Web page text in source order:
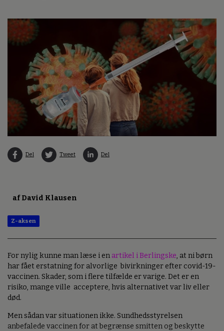
Del Tweet Del
af David Klausen
Z-aksen
For nylig kunne man læse i en artikel i Berlingske, at ni børn
har fået erstatning for alvorlige bivirkninger efter covid-19-
vaccinen. Skader, som i flere tilfælde er varige. Det er en
risiko, mange ville acceptere, hvis alternativet var liv eller
død.
Men sådan var situationen ikke. Sundhedsstyrelsen
anbefalede vaccinen for at begrænse smitten og beskytte